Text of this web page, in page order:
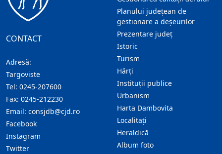
CONTACT
Adresă:
Targoviste
Tel: 0245-207600
Fax: 0245-212230
Email: consjdb@cjd.ro
Facebook
Instagram
Twitter
Planului județean de
gestionare a deșeurilor
Prezentare judeţ
Istoric
Turism
Hărţi
Instituţii publice
Urbanism
Harta Dambovita
Localitaţi
Heraldică
Album foto